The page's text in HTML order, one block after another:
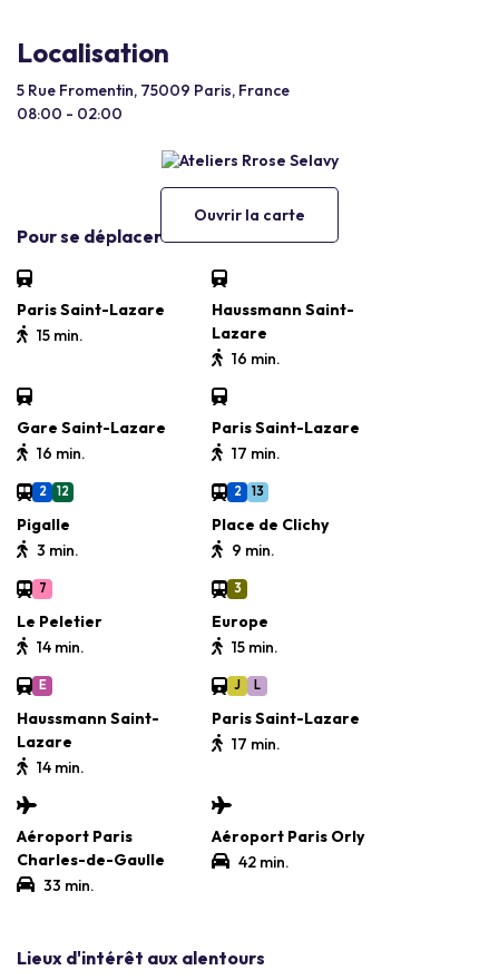
Localisation
5 Rue Fromentin, 75009 Paris, France
08:00 - 02:00
Ouvrir la carte
Pour se déplacer
Paris Saint-Lazare
15 min.
Haussmann Saint-
Lazare
16 min.
Gare Saint-Lazare
16 min.
Paris Saint-Lazare
17 min.
2 12
Pigalle
3 min.
2 13
Place de Clichy
9 min.
7
Le Peletier
14 min.
3
Europe
15 min.
E
Haussmann Saint-
Lazare
14 min.
J L
Paris Saint-Lazare
17 min.
Aéroport Paris
Charles-de-Gaulle
33 min.
Aéroport Paris Orly
42 min.
Lieux d'intérêt aux alentours